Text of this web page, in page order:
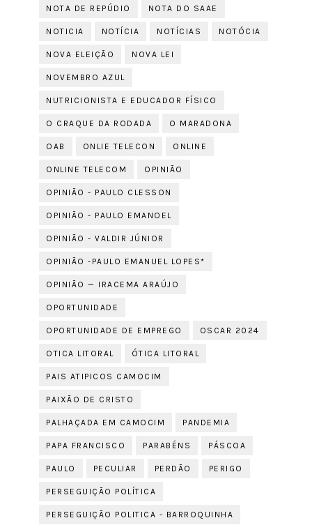
NOTA DE REPÚDIO NOTA DO SAAE
NOTICIA NOTÍCIA NOTÍCIAS NOTÓCIA
NOVA ELEIÇÃO NOVA LEI
NOVEMBRO AZUL
NUTRICIONISTA E EDUCADOR FÍSICO
O CRAQUE DA RODADA O MARADONA
OAB ONLIE TELECON ONLINE
ONLINE TELECOM OPINIÃO
OPINIÃO - PAULO CLESSON
OPINIÃO - PAULO EMANOEL
OPINIÃO - VALDIR JÚNIOR
OPINIÃO -PAULO EMANUEL LOPES*
OPINIÃO — IRACEMA ARAÚJO
OPORTUNIDADE
OPORTUNIDADE DE EMPREGO OSCAR 2024
OTICA LITORAL ÓTICA LITORAL
PAIS ATIPICOS CAMOCIM
PAIXÃO DE CRISTO
PALHAÇADA EM CAMOCIM PANDEMIA
PAPA FRANCISCO PARABÉNS PÁSCOA
PAULO PECULIAR PERDÃO PERIGO
PERSEGUIÇÃO POLÍTICA
PERSEGUIÇÃO POLITICA - BARROQUINHA